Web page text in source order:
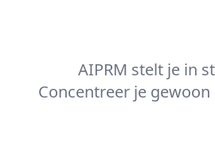
AIPRM stelt je in
Concentreer je